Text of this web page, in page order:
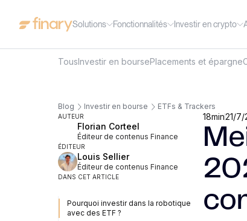
Solutions Fonctionnalités Investir en crypto
Blog Investir en bourse ETFs & Trackers
AUTEUR
Florian Corteel
Éditeur de contenus Finance
ÉDITEUR
Louis Sellier
Éditeur de contenus Finance
DANS CET ARTICLE
Pourquoi investir dans la robotique
avec des ETF ?
18min21/7/
TousInvestir en boursePlacements et épargne